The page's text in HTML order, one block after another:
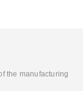
the manufacturing